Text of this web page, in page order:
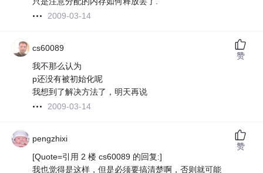
2009-03-14
cs60089
我不那么认为
p还没有被初始化呢
我想到了解决方法了，明天再说
2009-03-14
赞
pengzhixi
[Quote=引用 2 楼 cs60089 的回复:]
我也觉得是这样，但是必须要搞清楚啊，否则就可能
赞